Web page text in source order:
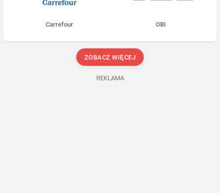
Carrefour OBI
ZOBACZ WIĘCEJ
REKLAMA